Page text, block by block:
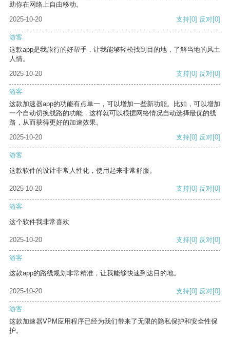
助你在网络上自由移动。
2025-10-20
支持[0] 反对[0]
游客
这款app是我旅行的好帮手，让我能够轻松找到目的地，了解当地的风土
人情。
2025-10-20
支持[0] 反对[0]
游客
这款加速器app的功能有点单一，可以增加一些新功能。比如，可以增加
一个自动切换线路的功能，这样就可以根据网络情况自动选择最优的线
路，从而获得更好的加速效果。
2025-10-20
支持[0] 反对[0]
游客
这款软件的设计非常人性化，使用起来非常舒服。
2025-10-20 支持[0] 反对[0]
游客
这个软件我非常喜欢
2025-10-20 支持[0] 反对[0]
游客
这款app的路线规划非常精准，让我能够快速到达目的地。
2025-10-20 支持[0] 反对[0]
游客
这款加速器VPM应用程序已经为我们带来了无限的隐私保护和安全性保
护。